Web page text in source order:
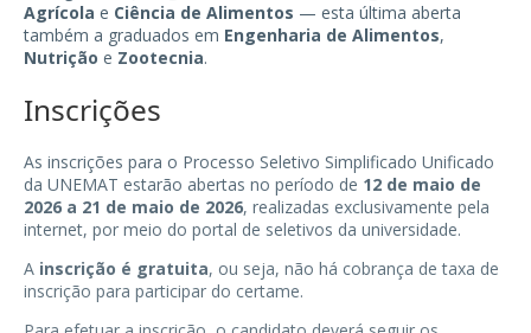
Agrícola e Ciência de Alimentos — esta última aberta
também a graduados em Engenharia de Alimentos,
Nutrição e Zootecnia.
Inscrições
As inscrições para o Processo Seletivo Simplificado Unificado
da UNEMAT estarão abertas no período de 12 de maio de
2026 a 21 de maio de 2026, realizadas exclusivamente pela
internet, por meio do portal de seletivos da universidade.
A inscrição é gratuita, ou seja, não há cobrança de taxa de
inscrição para participar do certame.